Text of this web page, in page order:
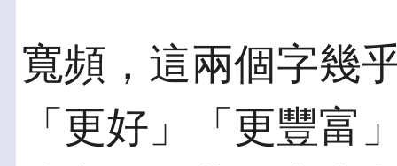
寬頻，這兩個字幾
「更好」「更豐富